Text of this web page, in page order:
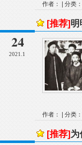
作者： | 分类：
24
2021.1
[推荐] 明
作者： | 分类：
[推荐] 为